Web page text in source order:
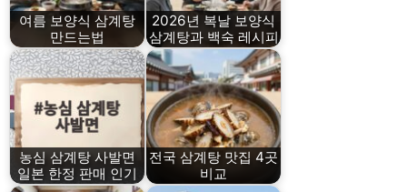
여름 보양식 삼계탕
만드는법
2026년 복날 보양식
삼계탕과 백숙 레시피
농심 삼계탕 사발면
일본 한정 판매 인기
전국 삼계탕 맛집 4곳
비교